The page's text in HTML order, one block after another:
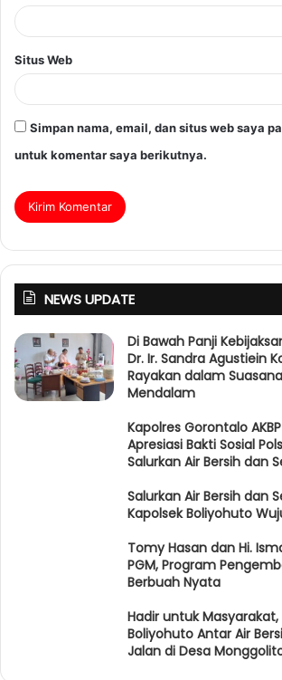
Situs Web
Simpan nama, email, dan situs web saya
untuk komentar saya berikutnya.
NEWS UPDATE
Di Bawah Panji
Dr. Ir. Sandra Agustiein
Rayakan dalam
Mendalam
Kapolres Gorontalo
Apresiasi Bakti Sosial
Salurkan Air Bersih dan
Salurkan Air Bersih dan
Kapolsek Boliyohuto
Tomy Hasan dan Hi.
PGM, Program
Berbuah Nyata
Hadir untuk Masyarakat,
Boliyohuto Antar Air
Jalan di Desa